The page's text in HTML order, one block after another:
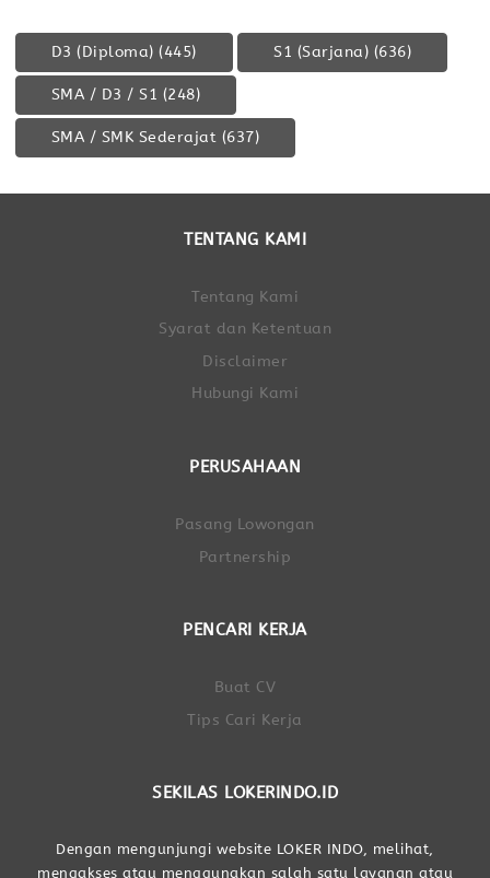
D3 (Diploma) (445) S1 (Sarjana) (636)
SMA / D3 / S1 (248)
SMA / SMK Sederajat (637)
TENTANG KAMI
Tentang Kami
Syarat dan Ketentuan
Disclaimer
Hubungi Kami
PERUSAHAAN
Pasang Lowongan
Partnership
PENCARI KERJA
Buat CV
Tips Cari Kerja
SEKILAS LOKERINDO.ID
Dengan mengunjungi website LOKER INDO, melihat,
mengakses atau menggunakan salah satu layanan atau